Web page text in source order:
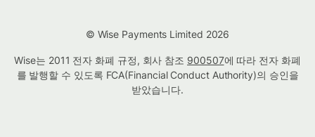
© Wise Payments Limited 2026
Wise는 2011 전자 화폐 규정, 회사 참조 900507에 따라 전자 화폐
를 발행할 수 있도록 FCA(Financial Conduct Authority)의 승인을
받았습니다.